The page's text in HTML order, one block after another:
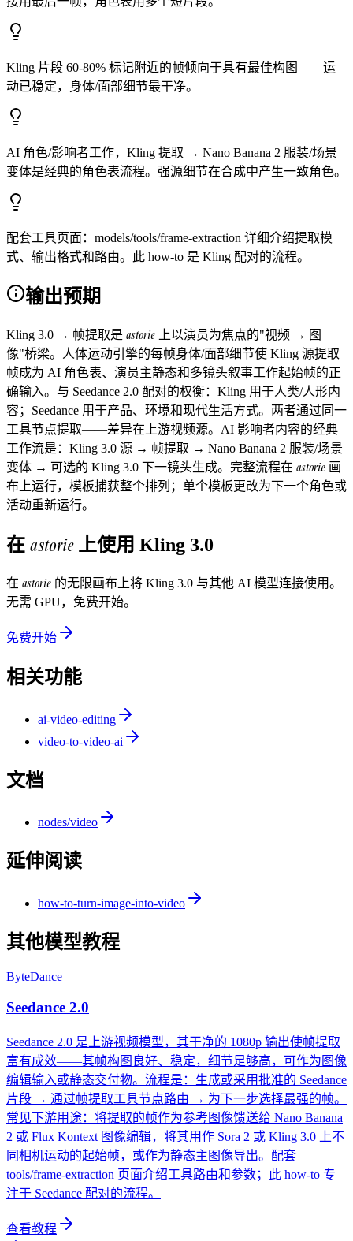
Kling 片段 60-80% 标记附近的帧倾向于具有最佳构图——运
动已稳定，身体/面部细节最干净。
AI 角色/影响者工作，Kling 提取 → Nano Banana 2 服装/场景
变体是经典的角色表流程。强源细节在合成中产生一致角色。
配套工具页面：models/tools/frame-extraction 详细介绍提取模
式、输出格式和路由。此 how-to 是 Kling 配对的流程。
输出预期
Kling 3.0 → 帧提取是 astorie 上以演员为焦点的"视频 → 图
像"桥梁。人体运动引擎的每帧身体/面部细节使 Kling 源提取
帧成为 AI 角色表、演员主静态和多镜头叙事工作起始帧的正
确输入。与 Seedance 2.0 配对的权衡：Kling 用于人类/人形内
容；Seedance 用于产品、环境和现代生活方式。两者通过同一
工具节点提取——差异在上游视频源。AI 影响者内容的经典
工作流是：Kling 3.0 源 → 帧提取 → Nano Banana 2 服装/场景
变体 → 可选的 Kling 3.0 下一镜头生成。完整流程在 astorie 画
布上运行，模板捕获整个排列；单个模板更改为下一个角色或
活动重新运行。
在 astorie上使用 Kling 3.0
在 astorie 的无限画布上将 Kling 3.0 与其他 AI 模型连接使用。
无需 GPU，免费开始。
免费开始
相关功能
ai-video-editing
video-to-video-ai
文档
nodes/video
延伸阅读
how-to-turn-image-into-video
其他模型教程
ByteDance
Seedance 2.0
Seedance 2.0 是上游视频模型，其干净的 1080p 输出使帧提取
富有成效——其帧构图良好、稳定，细节足够高，可作为图像
编辑输入或静态交付物。流程是：生成或采用批准的 Seedance
片段 → 通过帧提取工具节点路由 → 为下一步选择最强的帧。
常见下游用途：将提取的帧作为参考图像馈送给 Nano Banana
2 或 Flux Kontext 图像编辑，将其用作 Sora 2 或 Kling 3.0 上不
同相机运动的起始帧，或作为静态主图像导出。配套
tools/frame-extraction 页面介绍工具路由和参数；此 how-to 专
注于 Seedance 配对的流程。
查看教程